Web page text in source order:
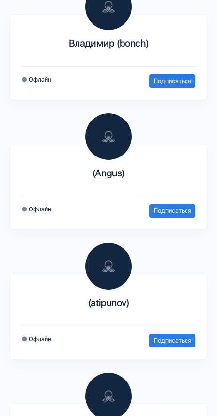
Владимир (bonch)
● Офлайн Подписаться
(Angus)
● Офлайн Подписаться
(atipunov)
● Офлайн Подписаться